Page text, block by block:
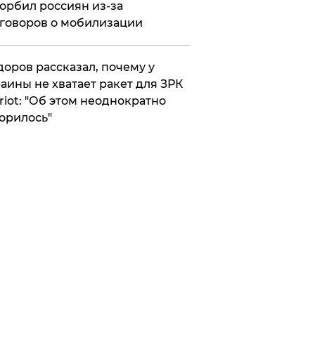
россиян из-за
о мобилизации
рассказал, почему у
не хватает ракет для ЗРК
"Об этом неоднократно